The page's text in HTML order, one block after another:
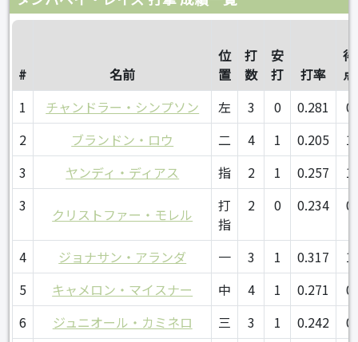
# 名前
位
置
打
数
安
打
打率
得
点
1
チャンドラー・シンプソン 左 3 0 0.281
0
2
ブランドン・ロウ 二 4 1 0.205
1
3
ヤンディ・ディアス 指 2 1 0.257
1
3
クリストファー・モレル
打
指
2 0 0.234 0
4 ジョナサン・アランダ 一 3 1 0.317
1
5
キャメロン・マイスナー 中 4 1 0.271
0
6
ジュニオール・カミネロ 三 3 1 0.242
0